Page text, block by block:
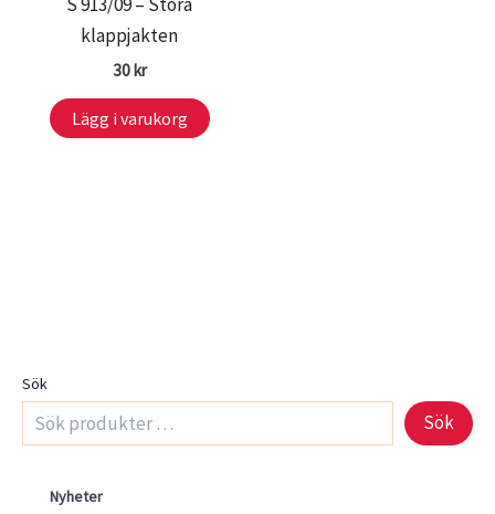
Sök
Sök
Nyheter
klappjakten
30 kr
Lägg i varukorg